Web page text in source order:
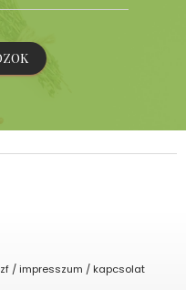
/ impresszum / kapcsolat